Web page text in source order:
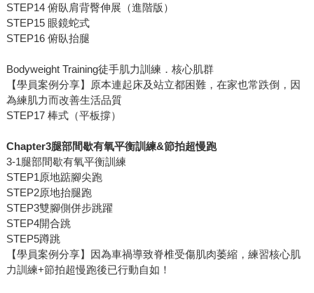
STEP14 俯臥肩背臀伸展（進階版）
STEP15 眼鏡蛇式
STEP16 俯臥抬腿
Bodyweight Training徒手肌力訓練．核心肌群
【學員案例分享】原本連起床及站立都困難，在家也常跌倒，因
為練肌力而改善生活品質
STEP17 棒式（平板撐）
Chapter3腿部間歇有氧平衡訓練&節拍超慢跑
3-1腿部間歇有氧平衡訓練
STEP1原地踮腳尖跑
STEP2原地抬腿跑
STEP3雙腳側併步跳躍
STEP4開合跳
STEP5蹲跳
【學員案例分享】因為車禍導致脊椎受傷肌肉萎縮，練習核心肌
力訓練+節拍超慢跑後已行動自如！